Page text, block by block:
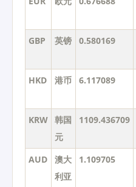
GBP 英镑 0.580169
HKD 港币 6.117089
KRW 韩国
元
1109.436709
AUD
澳大
利亚
1.109705